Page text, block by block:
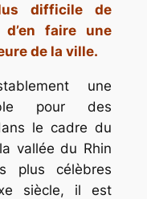
difficile de
faire une
de la ville.
une
pour des
le cadre du
vallée du Rhin
plus célèbres
siècle, il est